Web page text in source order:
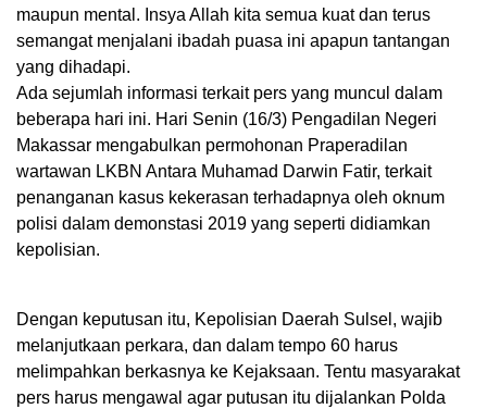
maupun mental. Insya Allah kita semua kuat dan terus
semangat menjalani ibadah puasa ini apapun tantangan
yang dihadapi.
Ada sejumlah informasi terkait pers yang muncul dalam
beberapa hari ini. Hari Senin (16/3) Pengadilan Negeri
Makassar mengabulkan permohonan Praperadilan
wartawan LKBN Antara Muhamad Darwin Fatir, terkait
penanganan kasus kekerasan terhadapnya oleh oknum
polisi dalam demonstasi 2019 yang seperti didiamkan
kepolisian.
Dengan keputusan itu, Kepolisian Daerah Sulsel, wajib
melanjutkaan perkara, dan dalam tempo 60 harus
melimpahkan berkasnya ke Kejaksaan. Tentu masyarakat
pers harus mengawal agar putusan itu dijalankan Polda